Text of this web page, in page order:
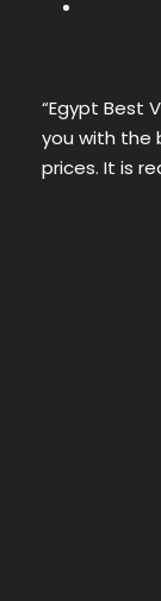
“Egypt Best
you with the
prices. It is